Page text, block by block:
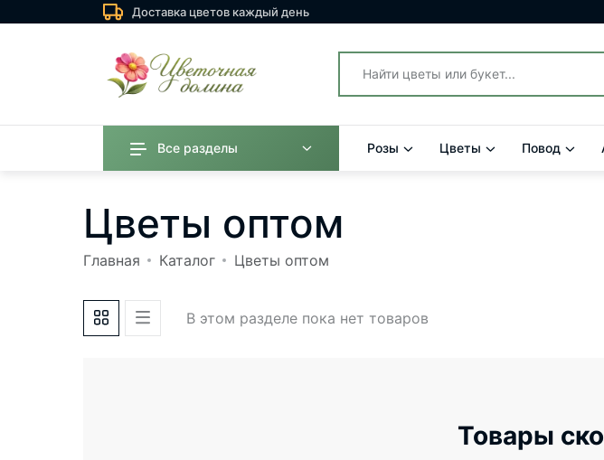
Доставка цветов каждый день
Все разделы Розы Цветы Повод
Цветы оптом
Главная Каталог Цветы оптом
В этом разделе пока нет товаров
Товары